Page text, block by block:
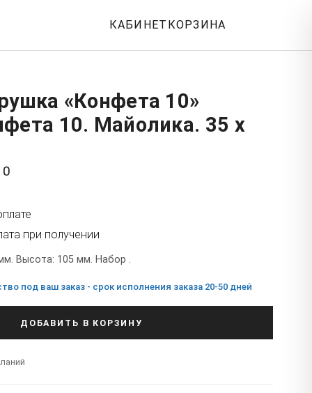
КАБИНЕТ КОРЗИНА
«Конфета 10»
10. Майолика. 35 x
при получении
Высота: 105 мм. Набор .
под ваш заказ - срок исполнения заказа 20-50 дней
ДОБАВИТЬ В КОРЗИНУ